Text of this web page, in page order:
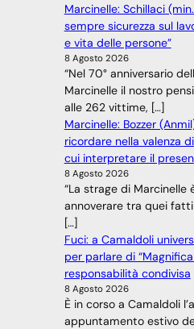
Marcinelle: Schillaci
sempre sicurezza sul
e vita delle persone”
8 Agosto 2026
“Nel 70° anniversario
Marcinelle il nostro
alle 262 vittime, […]
Marcinelle: Bozzer
ricordare nella valenza
cui interpretare il
8 Agosto 2026
“La strage di Marcinelle
annoverare tra quei
[…]
Fuci: a Camaldoli
per parlare di
responsabilità condivisa
8 Agosto 2026
È in corso a Camaldoli
appuntamento estivo